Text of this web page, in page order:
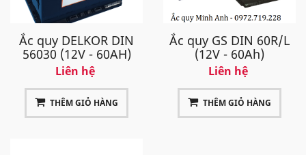
Ắc quy DELKOR DIN
56030 (12V - 60AH)
Liên hệ
THÊM GIỎ HÀNG
Ắc quy GS DIN 60R/L
(12V - 60Ah)
Liên hệ
THÊM GIỎ HÀNG